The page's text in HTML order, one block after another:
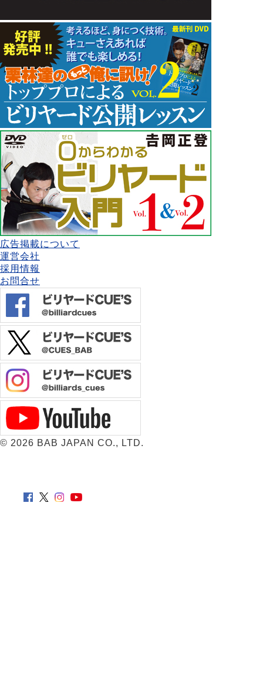
広告掲載について
運営会社
採用情報
お問合せ
© 2026 BAB JAPAN CO., LTD.